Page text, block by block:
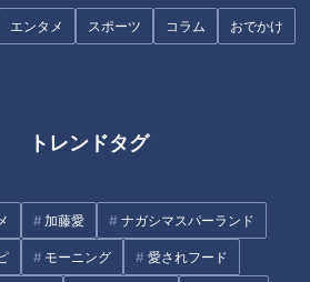
エンタメ スポーツ コラム おでかけ
トレンドタグ
加藤愛 ナガシマスパーランド
モーニング 愛されフード
方の
気に
ーズ
ナゴヤ大注目店SP！超穴場の隠
れ家すぎる名店を紹介！【花咲
！熱